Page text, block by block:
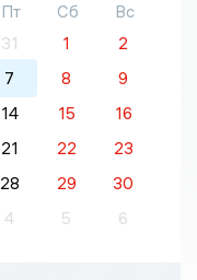
Пт Сб
Вс
31 1
2
7 8
9
14 15
16
21 22
23
28 29
30
4 5 6